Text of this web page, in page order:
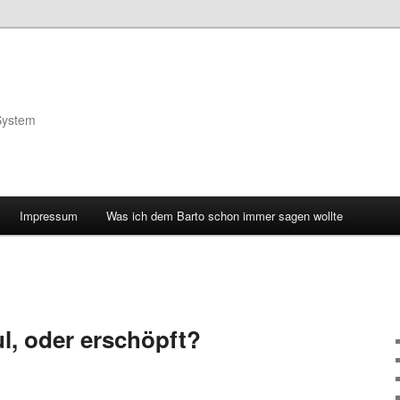
Impressum Was ich dem Barto schon immer sagen wollte
oder erschöpft?